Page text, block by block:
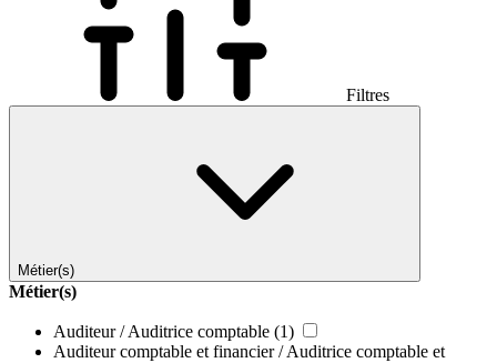
Filtres
Métier(s)
Métier(s)
Auditeur / Auditrice comptable (1)
Auditeur comptable et financier / Auditrice comptable et